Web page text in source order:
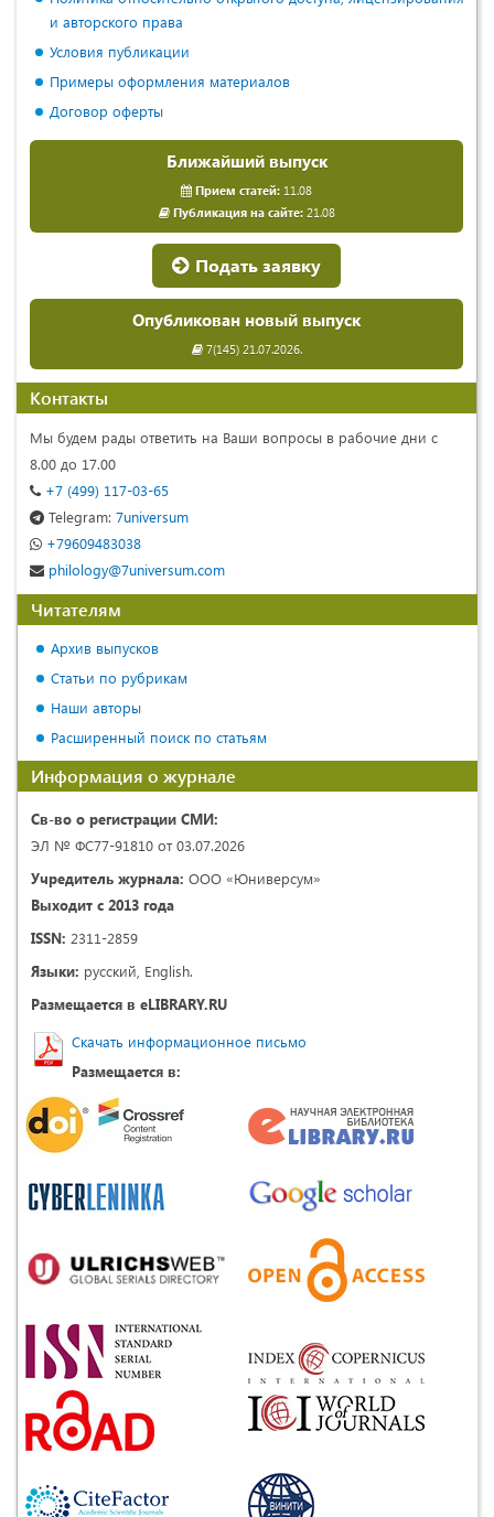
и авторского права
Условия публикации
Примеры оформления материалов
Договор оферты
Ближайший выпуск
Прием статей: 11.08
Публикация на сайте:21.08
Подать заявку
Опубликован новый выпуск
7(145) 21.07.2026.
Контакты
Мы будем рады ответить на Ваши вопросы в рабочие дни с
8.00 до 17.00
+7 (499) 117-03-65
Telegram: 7universum
+79609483038
philology@7universum.com
Читателям
Архив выпусков
Статьи по рубрикам
Наши авторы
Расширенный поиск по статьям
Информация о журнале
Св-во о регистрации СМИ:
ЭЛ № ФС77-91810 от 03.07.2026
Учредитель журнала: ООО «Юниверсум»
Выходит с 2013 года
ISSN: 2311-2859
Языки: русский, English.
Размещается в eLIBRARY.RU
Скачать информационное письмо
Размещается в: